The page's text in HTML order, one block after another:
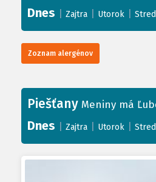
−
Dnes Zajtra Utorok
Zoznam alergénov
Piešťany Meniny má
Dnes Zajtra Utorok